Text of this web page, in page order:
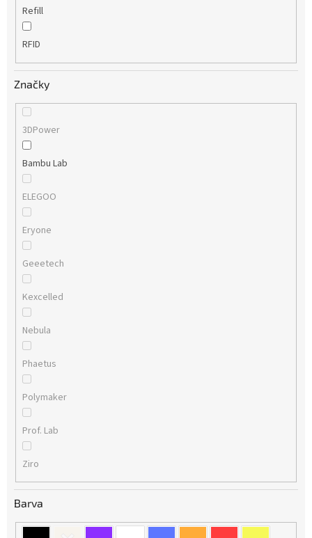
Refill
RFID
Značky
3DPower
Bambu Lab
ELEGOO
Eryone
Geeetech
Kexcelled
Nebula
Phaetus
Polymaker
Prof. Lab
Ziro
Barva